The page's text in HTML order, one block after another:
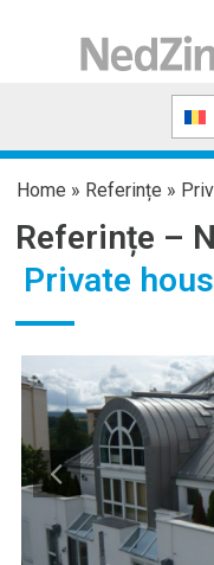
Home » Referințe »
Referințe –
Private